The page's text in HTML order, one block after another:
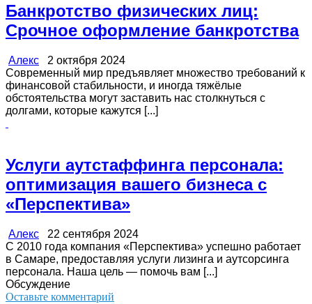
Банкротство физических лиц:
Срочное оформление банкротства
Алекс 2 октября 2024
Современный мир предъявляет множество требований к
финансовой стабильности, и иногда тяжёлые
обстоятельства могут заставить нас столкнуться с
долгами, которые кажутся [...]
Услуги аутстаффинга персонала:
оптимизация вашего бизнеса с
«Перспектива»
Алекс 22 сентября 2024
С 2010 года компания «Перспектива» успешно работает
в Самаре, предоставляя услуги лизинга и аутсорсинга
персонала. Наша цель — помочь вам [...]
Обсуждение
Оставьте комментарий